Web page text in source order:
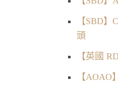
【SBD
頭
【英國
【